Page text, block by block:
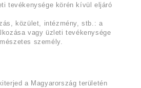
tevékenysége körén kívül eljáró
közület, intézmény, stb.: a
vagy üzleti tevékenysége
személy.
a Magyarország területén